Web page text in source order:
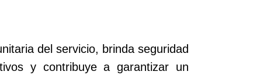
del servicio, brinda seguridad
y contribuye a garantizar un